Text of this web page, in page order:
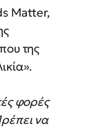
Matter,
της
φορές
να